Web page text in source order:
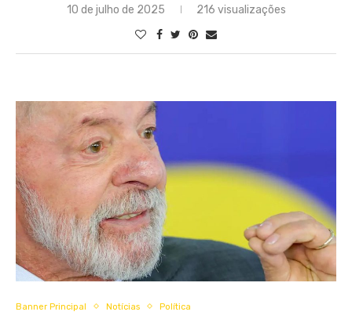
10 de julho de 2025 216 visualizações
Banner Principal Notícias Política